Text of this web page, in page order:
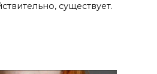
существует.